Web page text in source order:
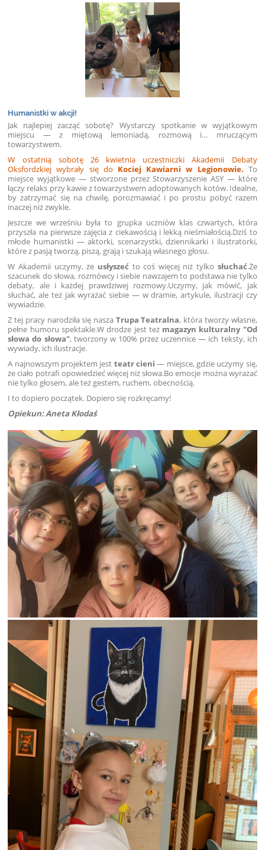
Humanistki w akcji!
Jak najlepiej zacząć sobotę? Wystarczy spotkanie w wyjątkowym
miejscu — z miętową lemoniadą, rozmową i… mruczącym
towarzystwem.
W ostatnią sobotę 26 kwietnia uczestniczki Akademii Debaty
Oksfordzkiej wybrały się do Kociej Kawiarni w Legionowie. To
miejsce wyjątkowe — stworzone przez Stowarzyszenie ASY — które
łączy relaks przy kawie z towarzystwem adoptowanych kotów. Idealne,
by zatrzymać się na chwilę, porozmawiać i po prostu pobyć razem
inaczej niż zwykle.
Jeszcze we wrześniu była to grupka uczniów klas czwartych, która
przyszła na pierwsze zajęcia z ciekawością i lekką nieśmiałością.Dziś to
młode humanistki — aktorki, scenarzystki, dziennikarki i ilustratorki,
które z pasją tworzą, piszą, grają i szukają własnego głosu.
W Akademii uczymy, że usłyszeć to coś więcej niż tylko słuchać.Że
szacunek do słowa, rozmówcy i siebie nawzajem to podstawa nie tylko
debaty, ale i każdej prawdziwej rozmowy.Uczymy, jak mówić, jak
słuchać, ale też jak wyrażać siebie — w dramie, artykule, ilustracji czy
wywiadzie.
Z tej pracy narodziła się nasza Trupa Teatralna, która tworzy własne,
pełne humoru spektakle.W drodze jest też magazyn kulturalny "Od
słowa do słowa", tworzony w 100% przez uczennice — ich teksty, ich
wywiady, ich ilustracje.
A najnowszym projektem jest teatr cieni — miejsce, gdzie uczymy się,
że ciało potrafi opowiedzieć więcej niż słowa.Bo emocje można wyrażać
nie tylko głosem, ale też gestem, ruchem, obecnością.
I to dopiero początek. Dopiero się rozkręcamy!
Opiekun: Aneta Kłodaś